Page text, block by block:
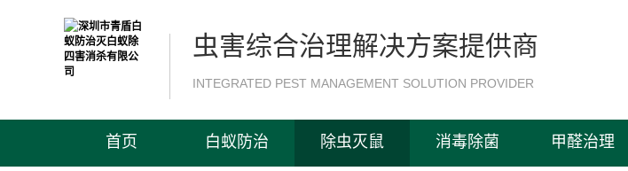
虫害综合治理解决方案提供商
INTEGRATED PEST MANAGEMENT SOLUTION PROVIDER
首页 白蚁防治 除虫灭鼠 消毒除菌 甲醛治理